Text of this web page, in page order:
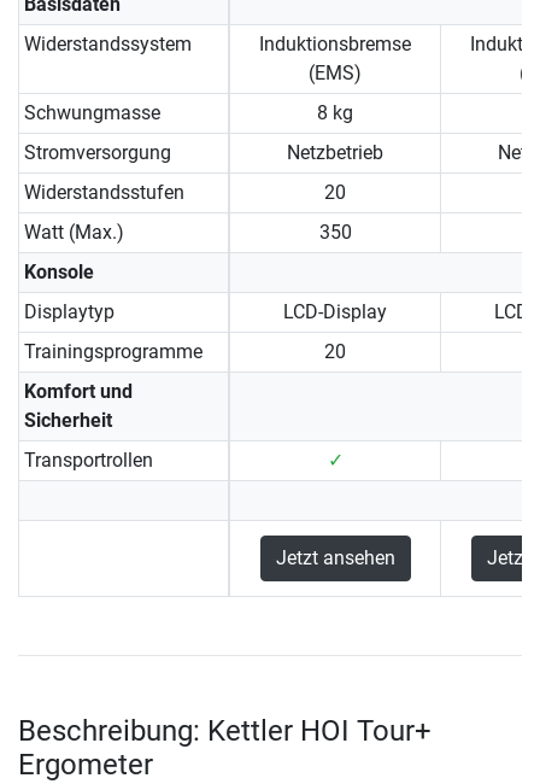
Basisdaten
Widerstandssystem
Induktionsbremse
(EMS)
Schwungmasse
8 kg
Stromversorgung
Netzbetrieb
Widerstandsstufen
20
Watt (Max.)
350
Konsole
Displaytyp
LCD-Display
Trainingsprogramme
20
Komfort und
Sicherheit
Transportrollen
✓
Jetzt ansehen Jetzt
Beschreibung: Kettler HOI Tour+
Ergometer